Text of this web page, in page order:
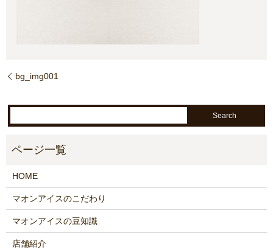
bg_img001
HOME
マオンアイスのこだわり
マオンアイスの豆知識
店舗紹介